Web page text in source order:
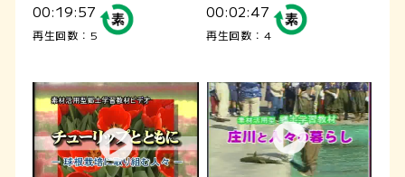
00:19:57
再生回数：5
00:02:47
再生回数：4